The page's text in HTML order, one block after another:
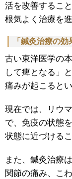
活を改善するこ
根気よく治療を
「鍼灸治療の効
古い東洋医学の
して痺となる」
痛みが起こると
現在では、リウ
で、免疫の状態
状態に近づける
また、鍼灸治療
関節の痛み、こ